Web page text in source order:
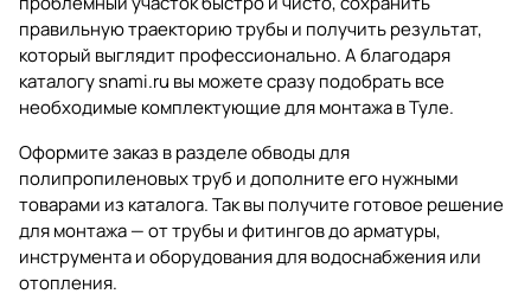
правильную траекторию трубы и получить результат,
который выглядит профессионально. А благодаря
каталогу snami.ru вы можете сразу подобрать все
необходимые комплектующие для монтажа в Туле.
Оформите заказ в разделеобводы для
полипропиленовых труби дополните его нужными
товарами из каталога. Так вы получите готовое решение
для монтажа — от трубы и фитингов до арматуры,
инструмента и оборудования для водоснабжения или
отопления.